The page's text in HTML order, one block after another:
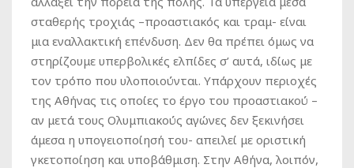
σταθερής τροχιάς –προαστιακός και τραμ- είναι
μια εναλλακτική επένδυση. Δεν θα πρέπει όμως να
στηρίζουμε υπερβολικές ελπίδες σ’ αυτά, ιδίως με
τον τρόπο που υλοποιούνται. Υπάρχουν περιοχές
της Αθήνας τις οποίες το έργο του προαστιακού –
αν μετά τους Ολυμπιακούς αγώνες δεν ξεκινήσει
άμεσα η υπογειοποίησή του- απειλεί με οριστική
γκετοποίηση και υποβάθμιση. Στην Αθήνα, λοιπόν,